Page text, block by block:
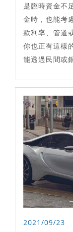
是臨時資金不
金時，也能考
款利率、管道
你也正有這樣
能透過民間或
2021/09/23